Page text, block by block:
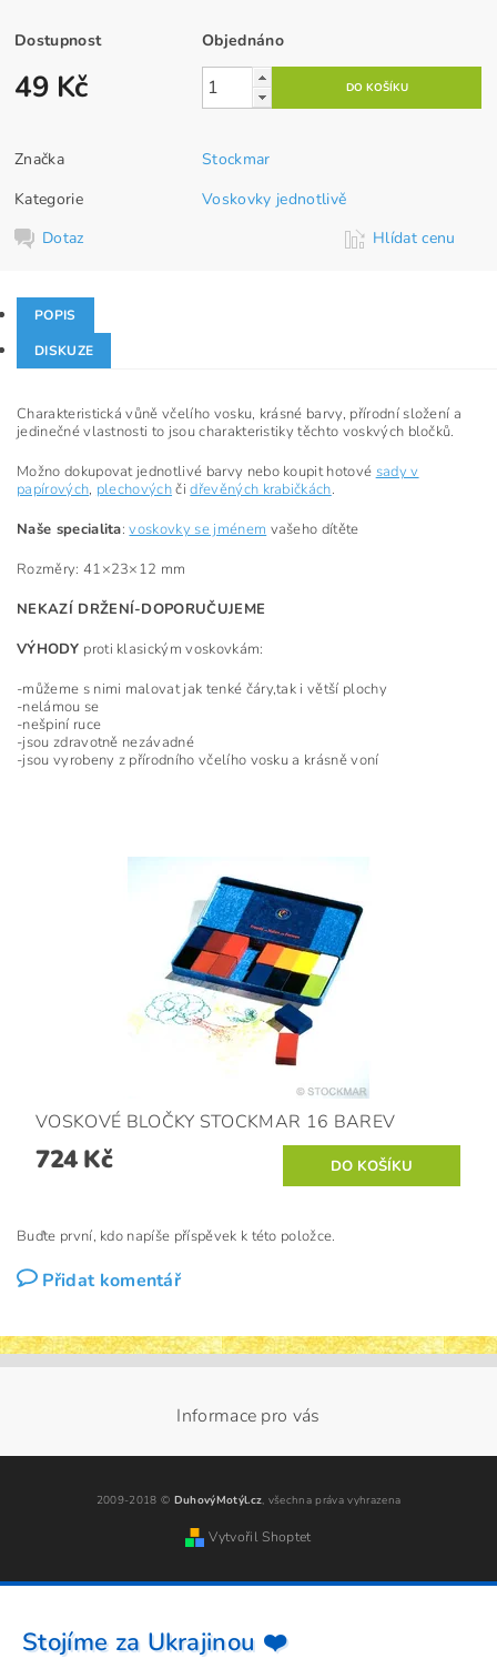
Dostupnost Objednáno
49 Kč
Značka
Stockmar
Kategorie
Voskovky jednotlivě
Dotaz
Hlídat cenu
POPIS
DISKUZE
Charakteristická vůně včelího vosku, krásné barvy, přírodní složení a
jedinečné vlastnosti to jsou charakteristiky těchto voskvých bločků.
Možno dokupovat jednotlivé barvy nebo koupit hotové sady v
papírových, plechovýchčidřevěných krabičkách.
Naše specialita:voskovky se jménem vašeho dítěte
Rozměry: 41×23×12 mm
NEKAZÍ DRŽENÍ-DOPORUČUJEME
VÝHODY proti klasickým voskovkám:
-můžeme s nimi malovat jak tenké čáry,tak i větší plochy
-nelámou se
-nešpiní ruce
-jsou zdravotně nezávadné
-jsou vyrobeny z přírodního včelího vosku a krásně voní
VOSKOVÉ BLOČKY STOCKMAR 16 BAREV
724 Kč
Buďte první, kdo napíše příspěvek k této položce.
Přidat komentář
Informace pro vás
2009-2018 © DuhovýMotýl.cz, všechna práva vyhrazena
Vytvořil Shoptet
Stojíme za Ukrajinou ❤️